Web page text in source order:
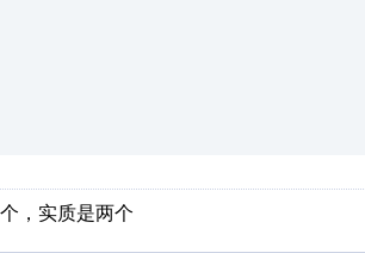
，实质是两个